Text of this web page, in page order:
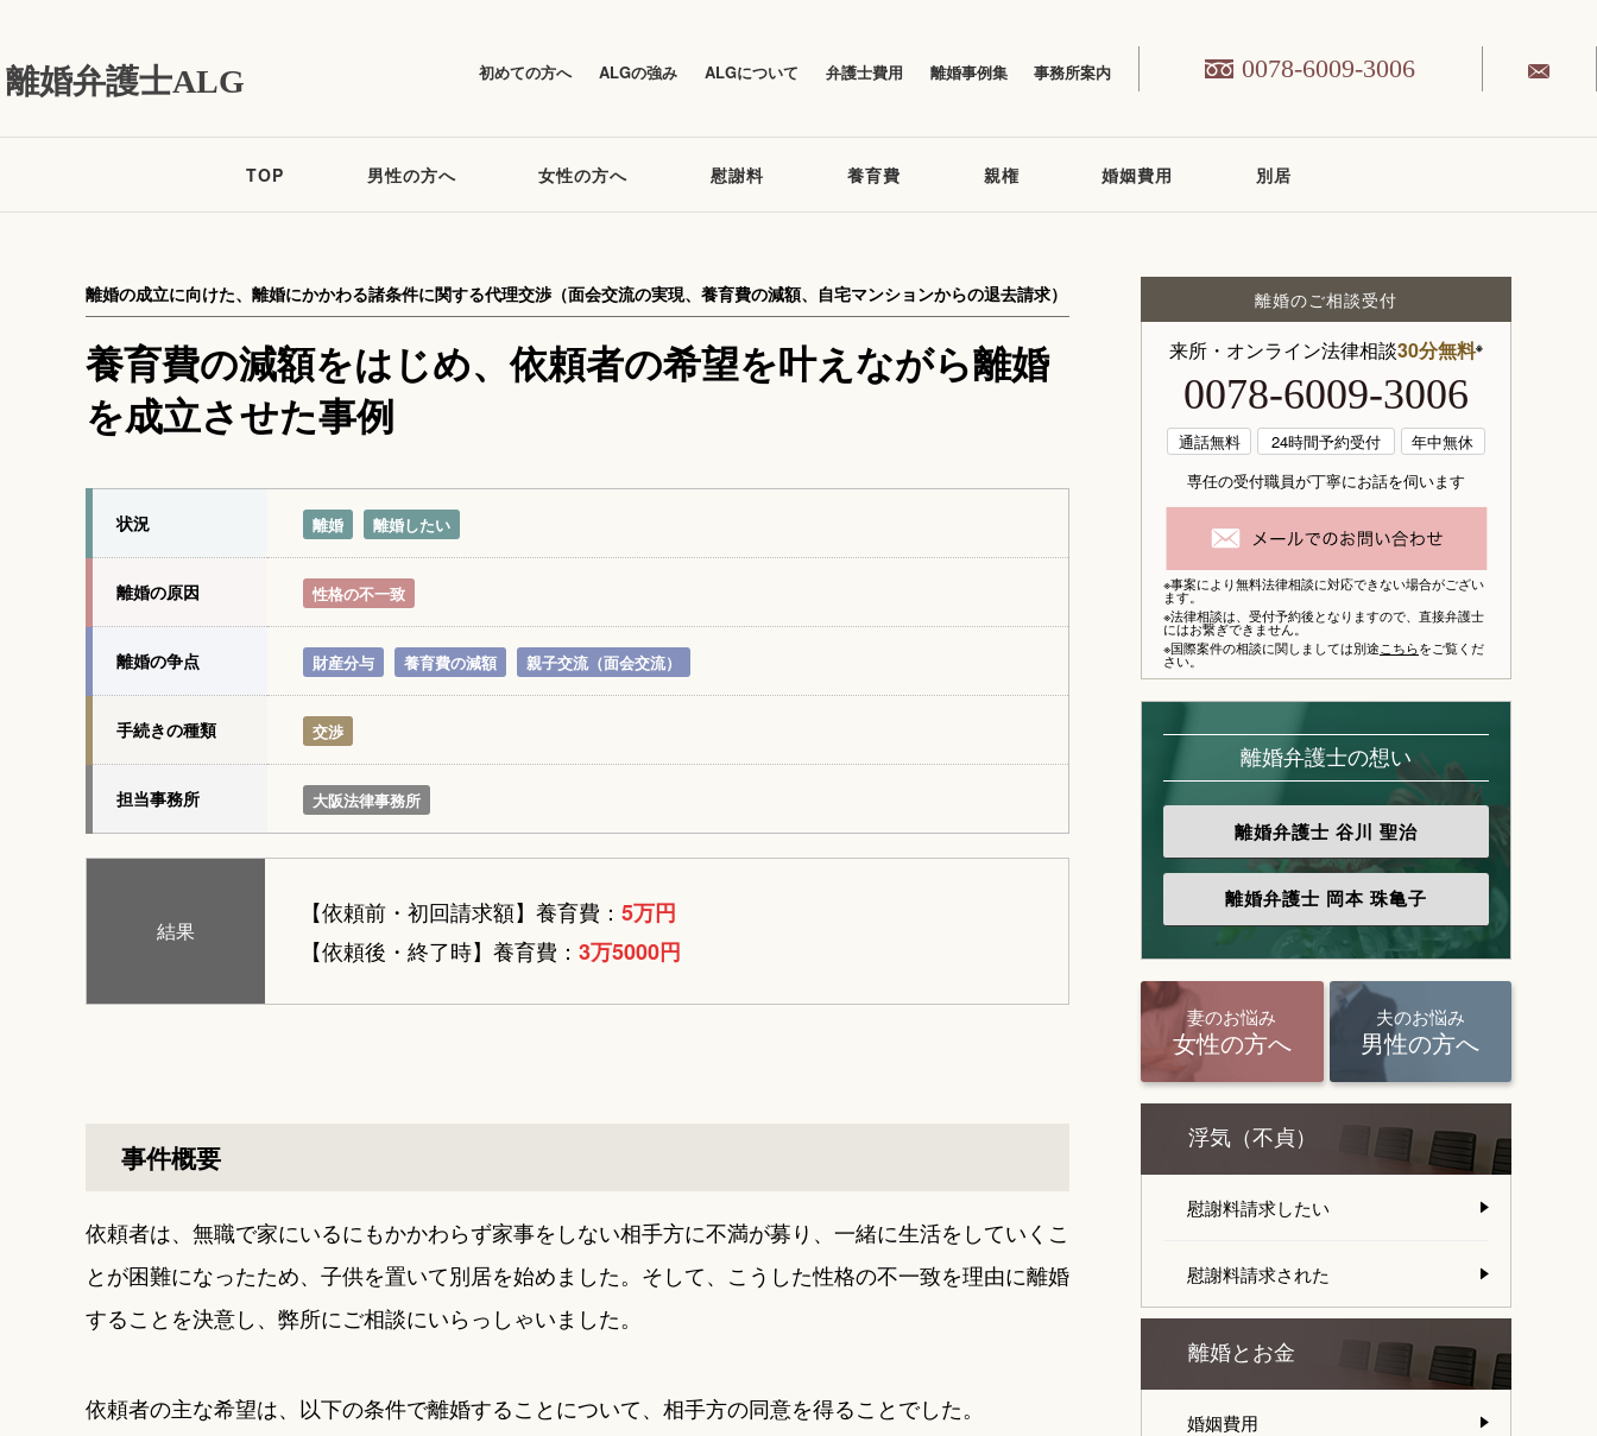
離婚弁護士ALG 初めての方へ ALGの強み ALGについて 弁護士費用 離婚事例集 事務所案内 0078-6009-3006
TOP 男性の方へ 女性の方へ 慰謝料 養育費 親権 婚姻費用 別居
養育費の減額をはじめ、依頼者の希望を叶えながら離婚
を成立させた事例
離婚の成立に向けた、離婚にかかわる諸条件に関する代理交渉（面会交流の実現、養育費の減額、自宅マンションからの退去請求）
状況 離婚 離婚したい
離婚の原因 性格の不一致
離婚の争点 財産分与 養育費の減額 親子交流（面会交流）
手続きの種類 交渉
担当事務所 大阪法律事務所
結果
【依頼前・初回請求額】養育費： 5万円
【依頼後・終了時】養育費： 3万5000円
事件概要
依頼者は、無職で家にいるにもかかわらず家事をしない相手方に不満が募り、一緒に生活をしていくこ
とが困難になったため、子供を置いて別居を始めました。そして、こうした性格の不一致を理由に離婚
することを決意し、弊所にご相談にいらっしゃいました。
依頼者の主な希望は、以下の条件で離婚することについて、相手方の同意を得ることでした。
離婚のご相談受付
来所・オンライン法律相談30分無料※
0078-6009-3006
通話無料 24時間予約受付
年中無休
専任の受付職員が丁寧にお話を伺います
※事案により無料法律相談に対応できない場合がござい
ます。
※法律相談は、 受付予約後となりますので、 直接弁護士
にはお繋ぎできません。
※国際案件の相談に関しましては別途こちらをご覧くだ
さい。
離婚弁護士の想い
離婚弁護士 谷川 聖治
離婚弁護士 岡本 珠亀子
妻のお悩み
女性の方へ
夫のお悩み
男性の方へ
浮気（不貞）
慰謝料請求したい
慰謝料請求された
離婚とお金
婚姻費用